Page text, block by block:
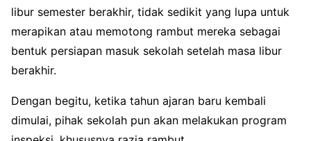
libur semester berakhir, tidak sedikit yang lupa untuk
merapikan atau memotong rambut mereka sebagai
bentuk persiapan masuk sekolah setelah masa libur
berakhir.
Dengan begitu, ketika tahun ajaran baru kembali
dimulai, pihak sekolah pun akan melakukan program